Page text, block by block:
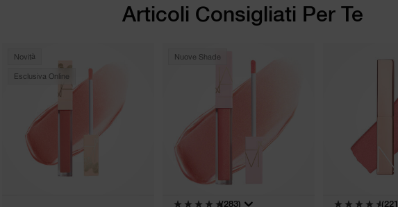
Articoli Consigliati Per Te
Novità
Esclusiva Online
Nuove Shade
(283)